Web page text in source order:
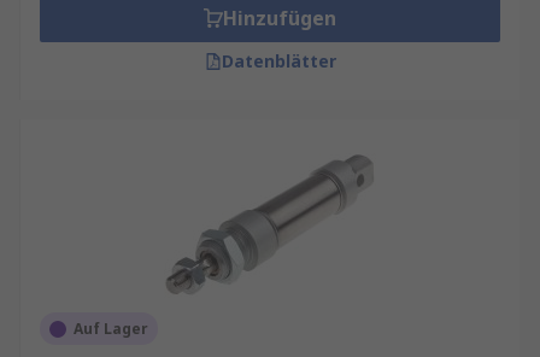
Hinzufügen
Datenblätter
Auf Lager